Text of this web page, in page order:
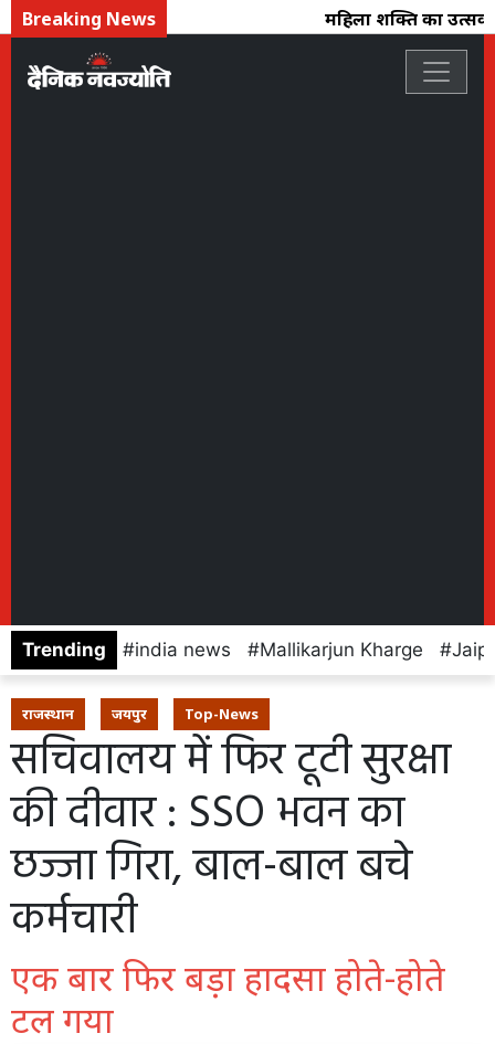
Breaking News महिला शक्ति का
Trending india news Mallikarjun Kharge
राजस्थान जयपुर Top-News
सचिवालय में फिर टूटी सुरक्षा
की दीवार : SSO भवन का
छज्जा गिरा, बाल-बाल बचे
कर्मचारी
एक बार फिर बड़ा हादसा होते-होते
टल गया